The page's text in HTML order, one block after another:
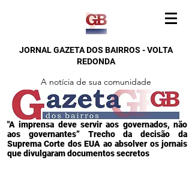
JORNAL GAZETA DOS BAIRROS - VOLTA
REDONDA
A notícia de sua comunidade
"A imprensa deve servir aos governados, não
aos governantes” Trecho da decisão da
Suprema Corte dos EUA ao absolver os jornais
que divulgaram documentos secretos